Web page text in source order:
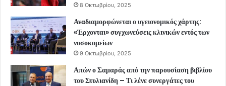
8 Οκτωβρίου, 2025
Αναδιαμορφώνεται ο υγειονομικός χάρτης:
«Έρχονται» συγχωνεύσεις κλινικών εντός των
νοσοκομείων
9 Οκτωβρίου, 2025
Απών ο Σαμαράς από την παρουσίαση βιβλίου
του Στυλιανίδη – Τι λένε συνεργάτες του